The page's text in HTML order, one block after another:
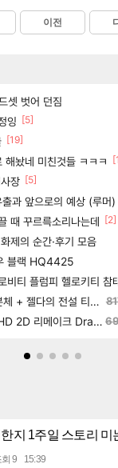
이전
셋 벗어 던짐
잉 [5]
[19]
해놨네 미친것들 ㅋㅋㅋ
장 [5]
과 앞으로의 예상 (루머)
때 꾸르륵소리나는데
[2]
제의 순간·후기 모음
블랙 HQ4425
티 플럼피 헬로키티 참태그
닌텐도 스위치 2 본체 + 젤다의 전설 티어스 오브 더 킹덤 닌텐도 스위치 2 에디션 + 젤다의 전설 브레스 오브 더 와일드 닌텐도 스위치 2 에디션 번들
드래곤 퀘스트 III HD 2D 리메이크 Dragon Quest III HD 2D Remake
지 1주일 스토리 미
회 9 15:39